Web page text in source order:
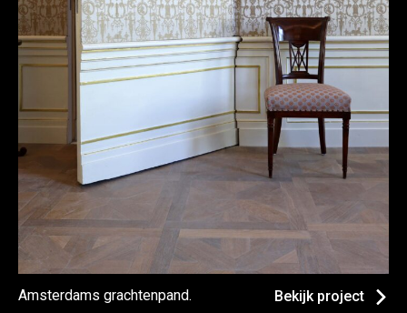
Bekijk project
Amsterdams grachtenpand.